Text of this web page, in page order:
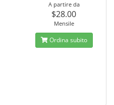
A partire da
$28.00
Mensile
Ordina subito